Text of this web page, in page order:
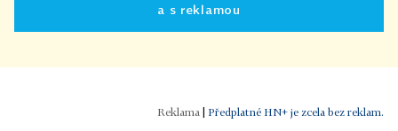
a s reklamou
Předplatné HN+ je zcela bez reklam.